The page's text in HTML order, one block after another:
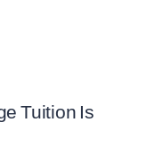
Tuition Is